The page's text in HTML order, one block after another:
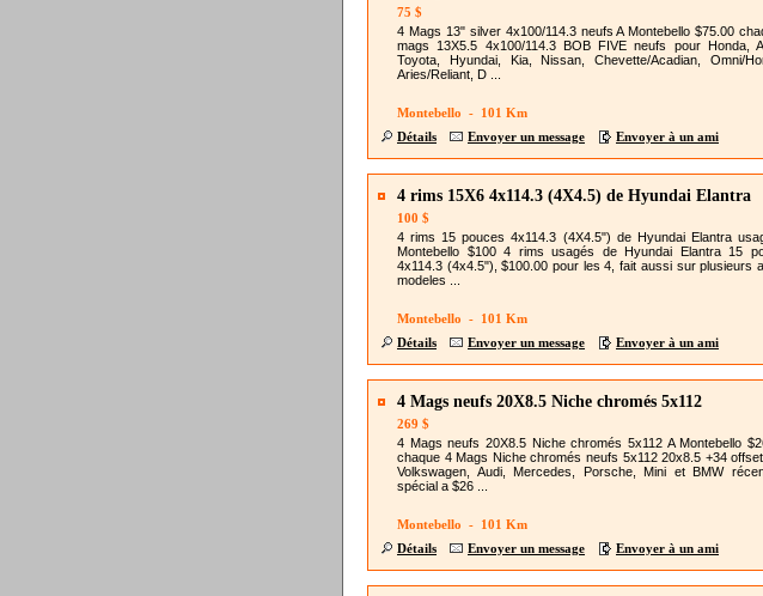
75 $
4 Mags 13" silver 4x100/114.3 neufs A Montebello $75.00
mags 13X5.5 4x100/114.3 BOB FIVE neufs pour Honda,
Toyota, Hyundai, Kia, Nissan, Chevette/Acadian, Omni/
Aries/Reliant, D ...
Montebello - 101 Km
Détails
Envoyer un message Envoyer à un ami
4 rims 15X6 4x114.3 (4X4.5) de Hyundai Elantra
100 $
4 rims 15 pouces 4x114.3 (4X4.5") de Hyundai Elantra
Montebello $100 4 rims usagés de Hyundai Elantra 15
4x114.3 (4x4.5"), $100.00 pour les 4, fait aussi sur plusieurs
modeles ...
Montebello - 101 Km
Détails
Envoyer un message Envoyer à un ami
4 Mags neufs 20X8.5 Niche chromés 5x112
269 $
4 Mags neufs 20X8.5 Niche chromés 5x112 A Montebello
chaque 4 Mags Niche chromés neufs 5x112 20x8.5 +34
Volkswagen, Audi, Mercedes, Porsche, Mini et BMW
spécial a $26 ...
Montebello - 101 Km
Détails
Envoyer un message Envoyer à un ami